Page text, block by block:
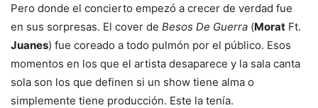
Pero donde el concierto empezó a crecer de verdad fue
en sus sorpresas. El cover de Besos De Guerra (Morat Ft.
Juanes) fue coreado a todo pulmón por el público. Esos
momentos en los que el artista desaparece y la sala canta
sola son los que definen si un show tiene alma o
simplemente tiene producción. Este la tenía.